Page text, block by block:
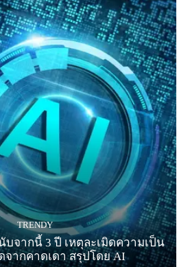
TRENDY
บจากนี้ 3 ปี เหตุละเมิดความเป็น
จากคาดเดา สรุปโดย AI